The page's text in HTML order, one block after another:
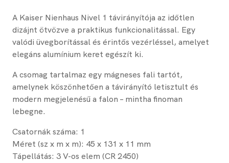
A Kaiser Nienhaus Nivel 1 távirányítója az időtlen
dizájnt ötvözve a praktikus funkcionalitással. Egy
valódi üvegborítással és érintős vezérléssel, amelyet
elegáns alumínium keret egészít ki.
A csomag tartalmaz egy mágneses fali tartót,
amelynek köszönhetően a távirányító letisztult és
modern megjelenésű a falon – mintha finoman
lebegne.
Csatornák száma: 1
Méret (sz x m x m): 45 x 131 x 11 mm
Tápellátás: 3 V-os elem (CR 2450)